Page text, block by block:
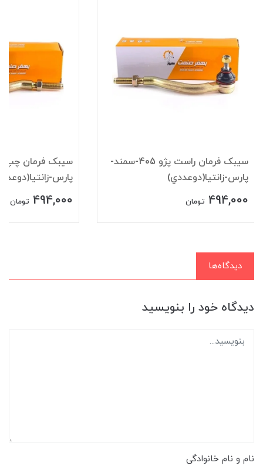
سيبک فرمان راست پژو 405-سمند-
پارس-زانتيا(دوعددي)
494,000 تومان
پارس-
494,000 تومان
دیدگاه‌ها
دیدگاه خود را بنویسید
نام و نام خانوادگی